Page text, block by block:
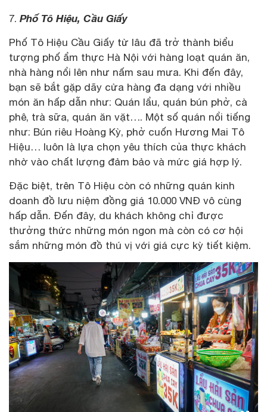
7. Phố Tô Hiệu, Cầu Giấy
Phố Tô Hiệu Cầu Giấy từ lâu đã trở thành biểu
tượng phố ẩm thực Hà Nội với hàng loạt quán ăn,
nhà hàng nổi lên như nấm sau mưa. Khi đến đây,
bạn sẽ bắt gặp dãy cửa hàng đa dạng với nhiều
món ăn hấp dẫn như: Quán lẩu, quán bún phở, cà
phê, trà sữa, quán ăn vặt…. Một số quán nổi tiếng
như: Bún riêu Hoàng Kỳ, phở cuốn Hương Mai Tô
Hiệu… luôn là lựa chọn yêu thích của thực khách
nhờ vào chất lượng đảm bảo và mức giá hợp lý.
Đặc biệt, trên Tô Hiệu còn có những quán kinh
doanh đồ lưu niệm đồng giá 10.000 VNĐ vô cùng
hấp dẫn. Đến đây, du khách không chỉ được
thưởng thức những món ngon mà còn có cơ hội
sắm những món đồ thú vị với giá cực kỳ tiết kiệm.